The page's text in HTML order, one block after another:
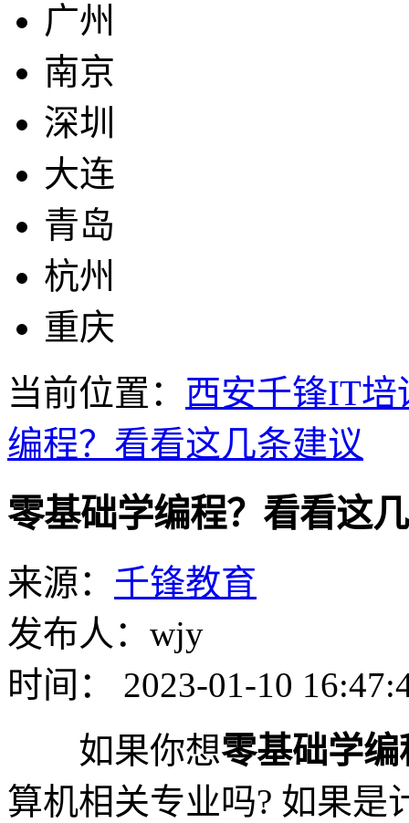
广州
南京
深圳
大连
青岛
杭州
重庆
当前位置： 西安千锋IT培
编程？看看这几条建议
零基础学编程？看看这
来源： 千锋教育
发布人：wjy
时间： 2023-01-10
如果你想零基础学编
算机相关专业吗? 如果是